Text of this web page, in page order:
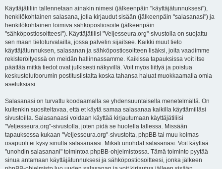
Käyttäjätiliin tallennetaan ainakin nimesi (jälkeenpäin "käyttäjätunnuksesi"),
henkilökohtainen salasana, jolla kirjaudut sisään (jälkeenpäin "salasanasi") ja
henkilökohtainen toimiva sähköpostiosoite (jälkeenpäin
"sähköpostiosoitteesi"). Käyttäjätilisi "Veljesseura.org"-sivustolla on suojattu
sen maan tietoturvalailla, jossa palvelin sijaitsee. Kaikki muut tieto
käyttäjätunnuksen, salasanan ja sähköpostiosoitteen lisäksi, joita vaadimme
rekisteröityessä on meidän hallinnassamme. Kaikissa tapauksissa voit itse
päättää mitkä tiedot ovat julkisesti näkyvillä. Voit myös liittyä ja poistua
keskustelufoorumin postituslistalta koska tahansa haluat muokkaamalla omia
asetuksiasi.
Salasanasi on turvattu koodaamalla se yhdensuuntaisella menetelmällä. On
kuitenkin suositeltavaa, että et käytä samaa salasanaa kaikilla käyttämilläsi
sivustoilla. Salasanaasi voidaan käyttää kirjautumaan käyttäjätiliisi
"Veljesseura.org"-sivustolla, joten pidä se huolella tallessa. Missään
tapauksessa kukaan "Veljesseura.org"-sivustolta, phpBB tai muu kolmas
osapuoli ei kysy sinulta salasanaasi. Mikäli unohdat salasanasi. Voit käyttää
"unohdin salasanani" toimintoa phpBB-ohjelmistossa. Tämä toiminto pyytää
sinua antamaan käyttäjätunnuksesi ja sähköpostiosoitteesi, jonka jälkeen